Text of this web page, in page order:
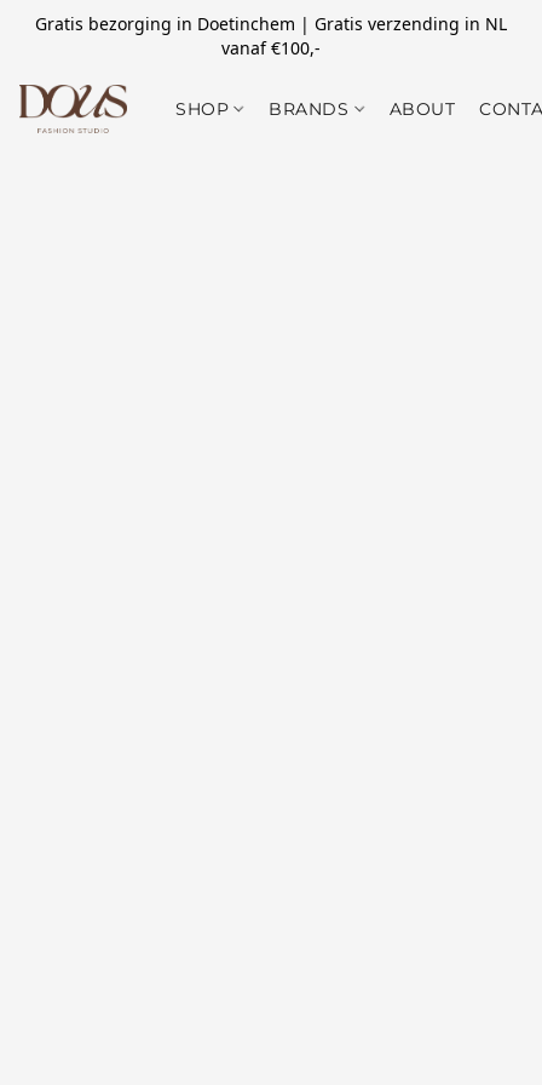
Gratis bezorging in Doetinchem | Gratis verzending in NL
vanaf €100,-
SHOP BRANDS ABOUT